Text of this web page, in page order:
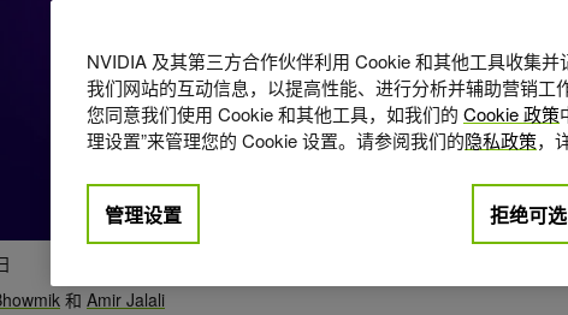
和 Amir Jalali
NVIDIA 及其第三方合作伙伴利用 Cookie 和其他工具收集
我们网站的互动信息，以提高性能、进行分析并辅助营销工
您同意我们使用 Cookie 和其他工具，如我们的 Cookie 政策
理设置”来管理您的 Cookie 设置。请参阅我们的隐私政策，
管理设置 拒绝可